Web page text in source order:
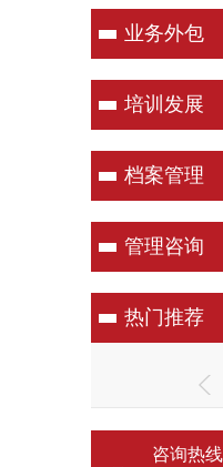
业务外包
培训发展
档案管理
管理咨询
热门推荐
咨询热线